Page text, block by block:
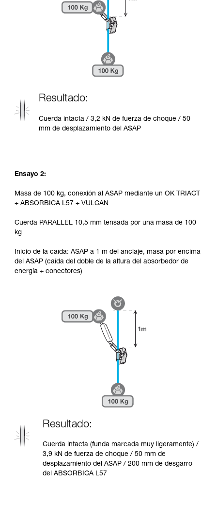
Resultado:
Cuerda intacta / 3,2 kN de fuerza de choque / 50
mm de desplazamiento del ASAP
Ensayo 2:
Masa de 100 kg, conexión al ASAP mediante un OK TRIACT
+ ABSORBICA L57 + VULCAN
Cuerda PARALLEL 10,5 mm tensada por una masa de 100
kg
Inicio de la caída: ASAP a 1 m del anclaje, masa por encima
del ASAP (caída del doble de la altura del absorbedor de
energía + conectores)
Resultado:
Cuerda intacta (funda marcada muy ligeramente) /
3,9 kN de fuerza de choque / 50 mm de
desplazamiento del ASAP / 200 mm de desgarro
del ABSORBICA L57